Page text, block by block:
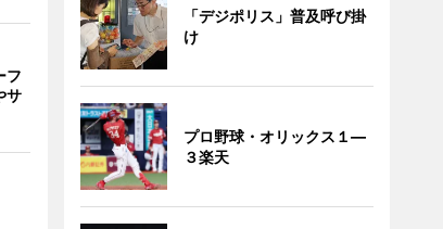
フ
サ
「デジポリス」普及呼び掛
け
プロ野球・オリックス１―
３楽天